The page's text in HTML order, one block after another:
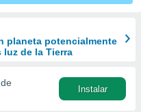
planeta potencialmente
luz de la Tierra
Instalar